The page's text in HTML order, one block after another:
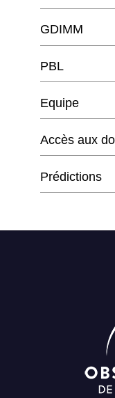
GDIMM
PBL
Equipe
Accès aux
Prédictions